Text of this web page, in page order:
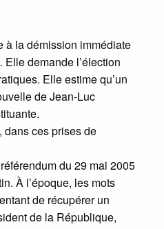
à la démission immédiate
demande l’élection
Elle estime qu’un
de Jean-Luc
dans ces prises de
du 29 mai 2005
À l’époque, les mots
de récupérer un
de la République,